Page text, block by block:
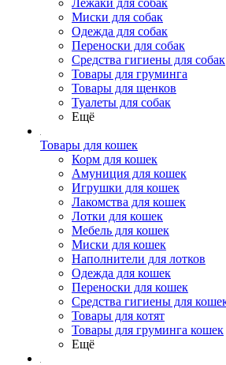
Лежаки для собак
Миски для собак
Одежда для собак
Переноски для собак
Средства гигиены для собак
Товары для груминга
Товары для щенков
Туалеты для собак
Ещё
Товары для кошек
Корм для кошек
Амуниция для кошек
Игрушки для кошек
Лакомства для кошек
Лотки для кошек
Мебель для кошек
Миски для кошек
Наполнители для лотков
Одежда для кошек
Переноски для кошек
Средства гигиены для
Товары для котят
Товары для груминга кошек
Ещё